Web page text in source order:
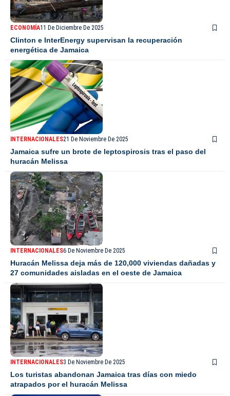
ECONOMÍA11 De Diciembre De 2025
Clinton e InterEnergy supervisan la recuperación
energética de Jamaica
INTERNACIONALES21 De Noviembre De 2025
Jamaica sufre un brote de leptospirosis tras el paso del
huracán Melissa
INTERNACIONALES6 De Noviembre De 2025
Huracán Melissa deja más de 120,000 viviendas dañadas y
27 comunidades aisladas en el oeste de Jamaica
INTERNACIONALES3 De Noviembre De 2025
Los turistas abandonan Jamaica tras días con miedo
atrapados por el huracán Melissa